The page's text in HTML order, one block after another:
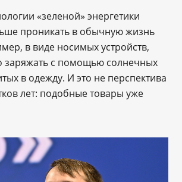
«зеленой» энергетики
проникать в обычную жизнь
в виде носимых устройств,
заряжать с помощью солнечных
в одежду. И это не перспектива
лет: подобные товары уже